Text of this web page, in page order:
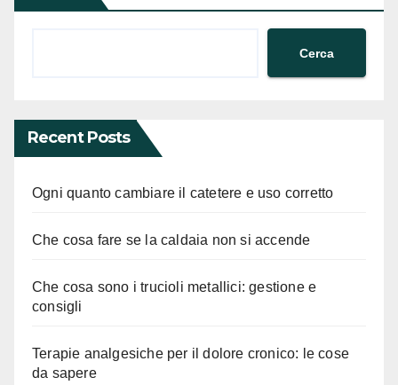
Cerca
Recent Posts
Ogni quanto cambiare il catetere e uso corretto
Che cosa fare se la caldaia non si accende
Che cosa sono i trucioli metallici: gestione e
consigli
Terapie analgesiche per il dolore cronico: le cose
da sapere